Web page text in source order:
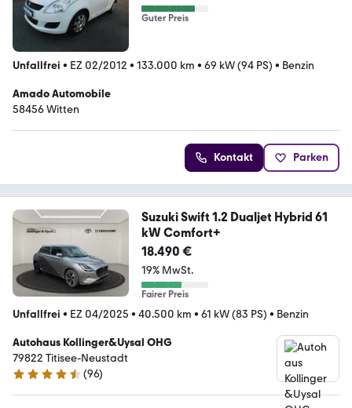
Guter Preis
Unfallfrei • EZ 02/2012 • 133.000 km • 69 kW (94 PS) • Benzin
Amado Automobile
58456 Witten
Kontakt Parken
Suzuki Swift 1.2 Dualjet Hybrid 61
kW Comfort+
18.490 €
19% MwSt.
Fairer Preis
Unfallfrei • EZ 04/2025 • 40.500 km • 61 kW (83 PS) • Benzin
Autohaus Kollinger&Uysal OHG
79822 Titisee-Neustadt
4.7 Sterne
(96)